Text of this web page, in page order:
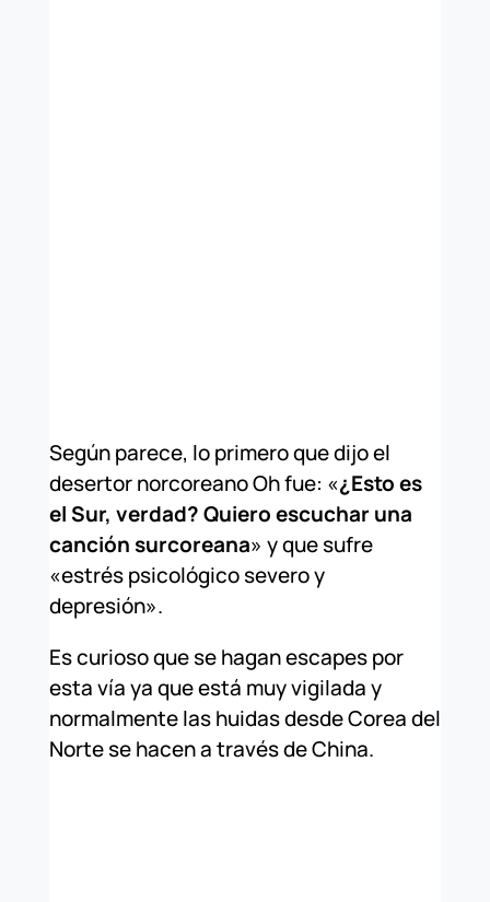
Según parece, lo primero que dijo el
desertor norcoreano Oh fue: «¿Esto es
el Sur, verdad? Quiero escuchar una
canción surcoreana» y que sufre
«estrés psicológico severo y
depresión».
Es curioso que se hagan escapes por
esta vía ya que está muy vigilada y
normalmente las huidas desde Corea del
Norte se hacen a través de China.